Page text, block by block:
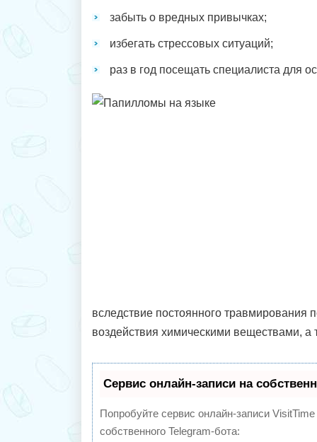
забыть о вредных привычках;
избегать стрессовых ситуаций;
раз в год посещать специалиста для
вследствие постоянного травмирования
воздействия химическими веществами, а
Сервис онлайн-записи на
Попробуйте сервис онлайн-записи
собственного Telegram-бота: